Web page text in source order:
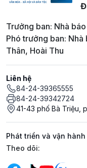
Trưởng ban: Nhà
Phó trưởng ban: Nhà
Thân, Hoài Thu
Liên hệ
84-24-39365555
84-24-39342724
41-43 phố Bà Triệu,
Phát triển và vận
Mạng xã hội
Theo dõi: